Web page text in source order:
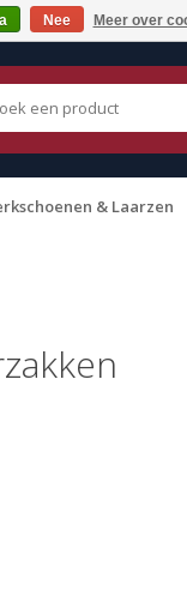
& Laarzen
Nee Meer over